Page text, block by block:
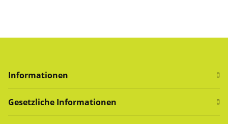
Informationen
Gesetzliche Informationen